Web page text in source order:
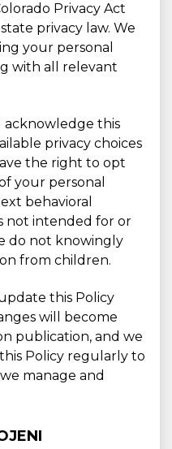
Privacy Act
privacy law. We
your personal
with all relevant
acknowledge this
privacy choices
the right to opt
your personal
behavioral
not intended for or
do not knowingly
from children.
this Policy
will become
publication, and we
Policy regularly to
manage and